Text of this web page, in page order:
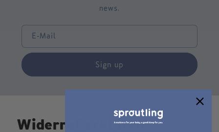
news.
E-Mail
Sign up
Widerruf erklären